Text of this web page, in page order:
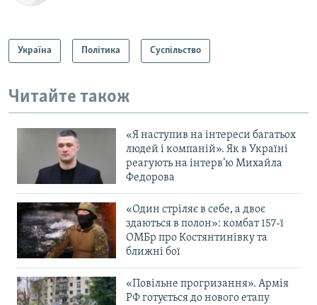
Україна Політика Суспільство
Читайте також
«Я наступив на інтереси багатьох
людей і компаній». Як в Україні
реагують на інтерв’ю Михайла
Федорова
«Один стріляє в себе, а двоє
здаються в полон»: комбат 157-ї
ОМБр про Костянтинівку та
ближні бої
«Повільне прогризання». Армія
РФ готується до нового етапу